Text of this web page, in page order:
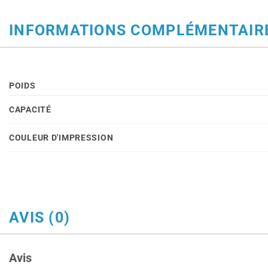
INFORMATIONS
POIDS
CAPACITÉ
COULEUR D'IMPRESSION
AVIS (0)
Avis